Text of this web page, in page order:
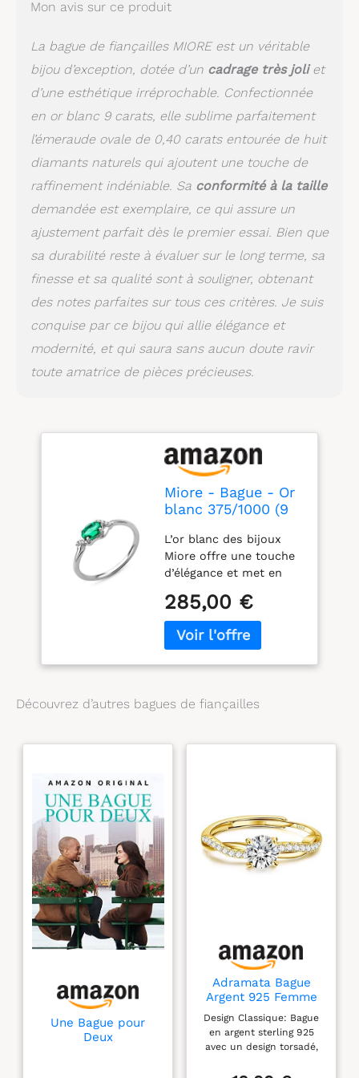
Mon avis sur ce produit
La bague de fiançailles MIORE est un véritable
bijou d’exception, dotée d’un cadrage très joliet
d’une esthétique irréprochable. Confectionnée
en or blanc 9 carats, elle sublime parfaitement
l’émeraude ovale de 0,40 carats entourée de huit
diamants naturels qui ajoutent une touche de
raffinement indéniable. Sa conformité à la taille
demandée est exemplaire, ce qui assure un
ajustement parfait dès le premier essai. Bien que
sa durabilité reste à évaluer sur le long terme, sa
finesse et sa qualité sont à souligner, obtenant
des notes parfaites sur tous ces critères. Je suis
conquise par ce bijou qui allie élégance et
modernité, et qui saura sans aucun doute ravir
toute amatrice de pièces précieuses.
Miore - Bague - Or
blanc 375/1000 (9
T55 - SA9040RO
L’or blanc des bijoux
Miore offre une touche
d’élégance et met en
incrustées L’émeraude,
une des plus belles
gemmes au monde,
l’association parfaite
beaux joyaux du monde
certificat d’authenticité
285,00 €
Découvrez d’autres bagues de fiançailles
Une Bague pour
Deux
Adramata Bague
Argent 925 Femme
Reglable Bague
Alliance Femme,G
Design Classique: Bague
en argent sterling 925
avec un design torsadé,